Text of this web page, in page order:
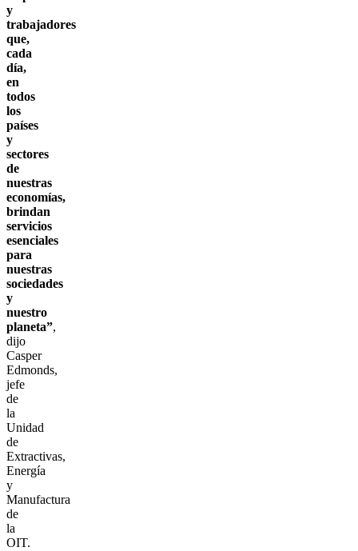
y
trabajadores
que,
cada
día,
en
todos
los
países
y
sectores
de
nuestras
economías,
brindan
servicios
esenciales
para
nuestras
sociedades
y
nuestro
planeta”,
dijo
Casper
Edmonds,
jefe
de
la
Unidad
de
Extractivas,
Energía
y
Manufactura
de
la
OIT.